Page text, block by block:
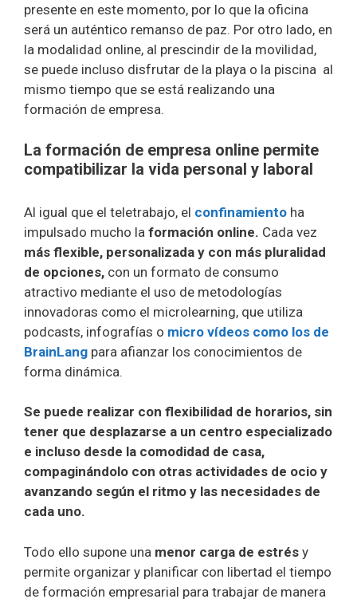
presente en este momento, por lo que la oficina
será un auténtico remanso de paz. Por otro lado, en
la modalidad online, al prescindir de la movilidad,
se puede incluso disfrutar de la playa o la piscina al
mismo tiempo que se está realizando una
formación de empresa.
La formación de empresa online permite
compatibilizar la vida personal y laboral
Al igual que el teletrabajo, el confinamiento ha
impulsado mucho la formación online. Cada vez
más flexible, personalizada y con más pluralidad
de opciones, con un formato de consumo
atractivo mediante el uso de metodologías
innovadoras como el microlearning, que utiliza
podcasts, infografías o micro vídeos como los de
BrainLang para afianzar los conocimientos de
forma dinámica.
Se puede realizar con flexibilidad de horarios, sin
tener que desplazarse a un centro especializado
e incluso desde la comodidad de casa,
compaginándolo con otras actividades de ocio y
avanzando según el ritmo y las necesidades de
cada uno.
Todo ello supone una menor carga de estrés y
permite organizar y planificar con libertad el tiempo
de formación empresarial para trabajar de manera